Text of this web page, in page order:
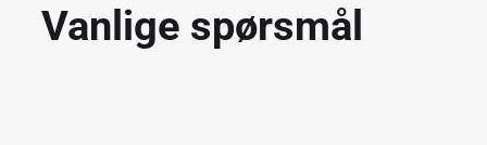
Vanlige spørsmål